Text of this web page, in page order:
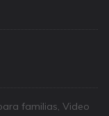
familias Video